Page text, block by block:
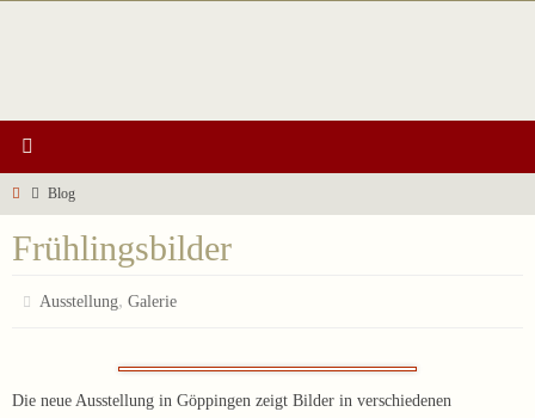
StartBlog
Frühlingsbilder
Ausstellung,Galerie
Die neue Ausstellung in Göppingen zeigt Bilder in verschiedenen